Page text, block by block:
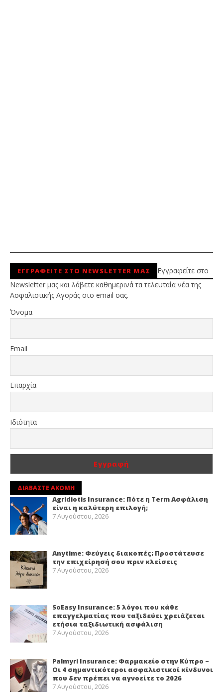
ΕΓΓΡΑΦΕΙΤΕ ΣΤΟ NEWSLETTER ΜΑΣ
Εγγραφείτε στο
Newsletter μας και λάβετε καθημερινά τα τελευταία νέα της
Ασφαλιστικής Αγοράς στο email σας.
Όνομα
Email
Επαρχία
Ιδιότητα
ΔΙΑΒΑΣΤΕ ΑΚΟΜΗ
Agridiotis Insurance: Πότε η Term Ασφάλιση
είναι η καλύτερη επιλογή;
7 Αυγούστου, 2026
Anytime: Φεύγεις διακοπές; Προστάτευσε
την επιχείρησή σου πριν κλείσεις
7 Αυγούστου, 2026
SoEasy Insurance: 5 λόγοι που κάθε
επαγγελματίας που ταξιδεύει χρειάζεται
ετήσια ταξιδιωτική ασφάλιση
7 Αυγούστου, 2026
Palmyri Insurance: Φαρμακείο στην Κύπρο –
Οι 4 σημαντικότεροι ασφαλιστικοί κίνδυνοι
που δεν πρέπει να αγνοείτε το 2026
7 Αυγούστου, 2026